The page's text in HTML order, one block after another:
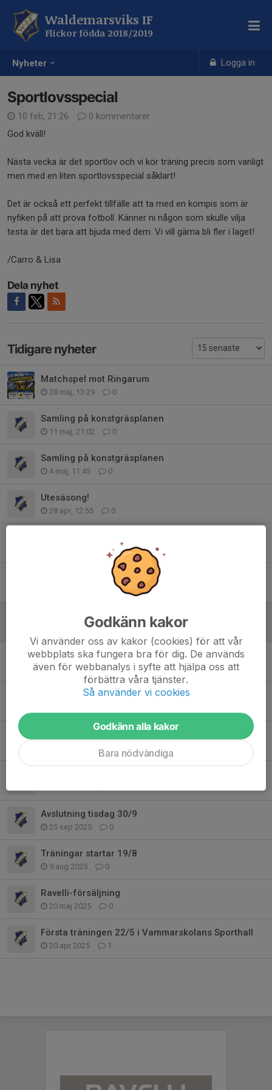
Nyheter Logga in
Waldemarsviks IF
Flickor födda 2018/2019
Sportlovsspecial
10 feb, 21:26
0 kommentarer
God kväll!
Nästa vecka är det sportlov och vi kör träning precis som vanligt
men med en liten sportlovsspecial såklart!
Det är också ett perfekt tillfälle att ta med en kompis som är
nyfiken på att prova fotboll. Känner ni någon som skulle vilja
testa är det bara att bjuda med dem. Vi vill gärna bli fler i laget!
/Carro & Lisa
Dela nyhet
Tidigare nyheter
Matchspel mot Ringarum
28 maj, 13:29 0
Samling på konstgräsplanen
11 maj, 21:02 0
Samling på konstgräsplanen
4 maj, 11:45 0
Utesäsong!
28 apr, 12:55 0
0
Sportlovsspecial
Sportlovsspecial
10 feb, 21:26 0
WIF-hoodies!
23 jan, 13:42 0
Ny fotbollstermin!
Avslutning tisdag 30/9
25 sep 2025 0
Träningar startar 19/8
9 aug 2025 0
Ravelli-försäljning
20 maj 2025 0
Första träningen 22/5 i Vammarskolans Sporthall
20 apr 2025 1
Godkänn kakor
Vi använder oss av kakor (cookies) för att vår
webbplats ska fungera bra för dig. De används
även för webbanalys i syfte att hjälpa oss att
förbättra våra tjänster.
Så använder vi cookies
Godkänn alla kakor
Bara nödvändiga